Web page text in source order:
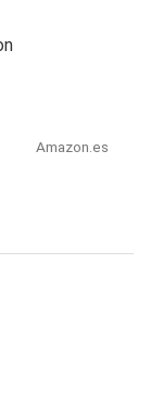
Amazon.es